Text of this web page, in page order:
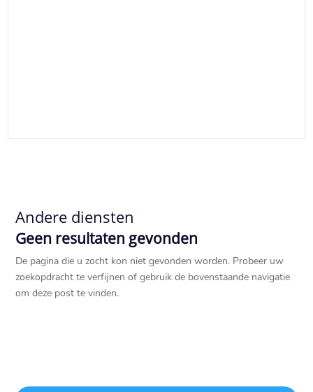
Andere diensten
Geen resultaten gevonden
De pagina die u zocht kon niet gevonden worden. Probeer uw
zoekopdracht te verfijnen of gebruik de bovenstaande navigatie
om deze post te vinden.